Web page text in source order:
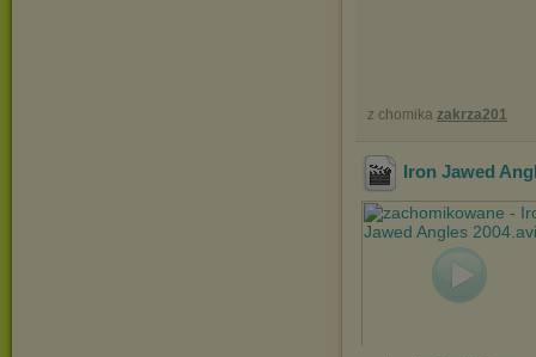
z chomika zakrza201
Iron Jawed